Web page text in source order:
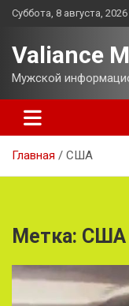
Перейти
Суббота, 8 августа, 2026
Valiance
Мужской
Главная США
Метка: США